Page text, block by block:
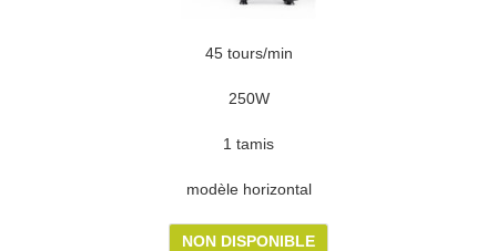
45 tours/min
250W
1 tamis
modèle horizontal
NON DISPONIBLE